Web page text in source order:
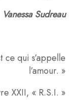
Vanessa Sudreau
ce qui s’appelle
l’amour. »
XXII, « R.S.I. »